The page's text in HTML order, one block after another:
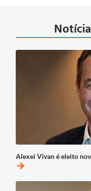
Alexei Vivan é eleito
arrow_forward